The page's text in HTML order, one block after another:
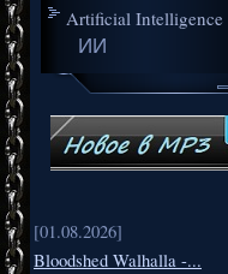
Artificial Intelligence
ИИ
[01.08.2026]
Bloodshed Walhalla -...